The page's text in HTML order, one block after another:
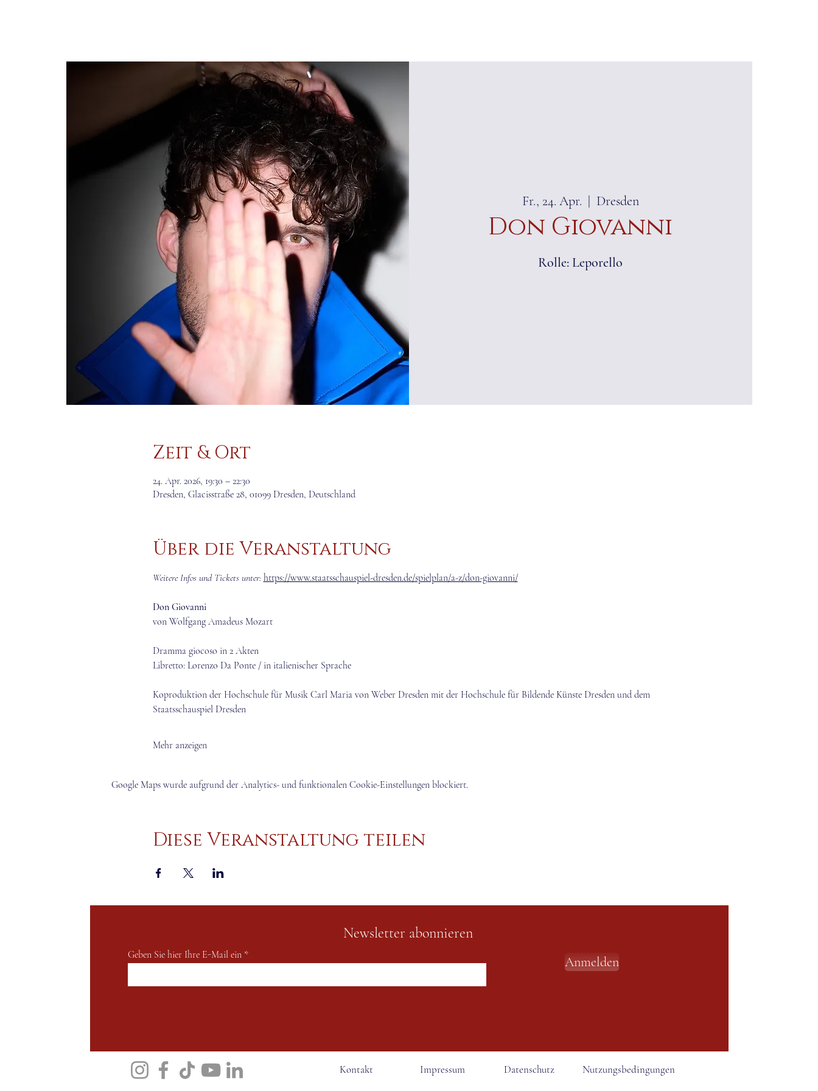
Fr., 24. Apr. Dresden
Don Giovanni
Rolle: Leporello
Zeit & Ort
24. Apr. 2026, 19:30 – 22:30
Dresden, Glacisstraße 28, 01099 Dresden, Deutschland
Über die Veranstaltung
Weitere Infos und Tickets unter: https://www.staatsschauspiel-dresden.de/spielplan/a-z/don-giovanni/
Don Giovanni
von Wolfgang Amadeus Mozart
Dramma giocoso in 2 Akten
Libretto: Lorenzo Da Ponte / in italienischer Sprache
Koproduktion der Hochschule für Musik Carl Maria von Weber Dresden mit der Hochschule für Bildende Künste Dresden und dem
Staatsschauspiel Dresden
Mehr anzeigen
Google Maps wurde aufgrund der Analytics- und funktionalen Cookie-Einstellungen blockiert.
Diese Veranstaltung teilen
Newsletter abonnieren
Geben Sie hier Ihre E-Mail ein Anmelden
Kontakt Impressum Datenschutz Nutzungsbedingungen